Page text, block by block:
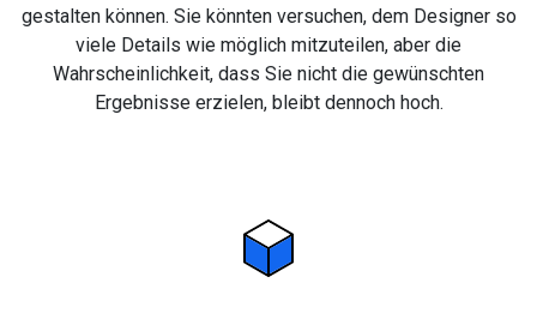
gestalten können. Sie könnten versuchen, dem Designer so
viele Details wie möglich mitzuteilen, aber die
Wahrscheinlichkeit, dass Sie nicht die gewünschten
Ergebnisse erzielen, bleibt dennoch hoch.